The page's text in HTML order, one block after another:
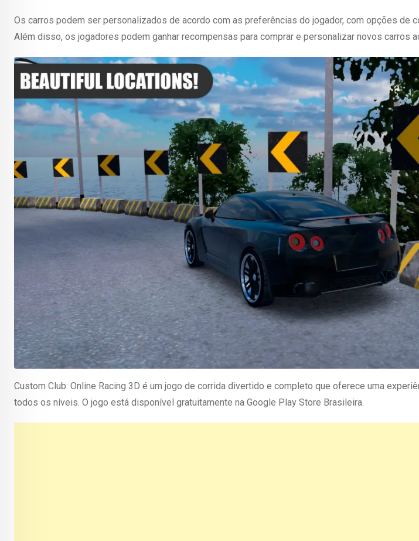
Os carros podem ser personalizados de acordo com as preferências do jogador, com opções de
Além disso, os jogadores podem ganhar recompensas para comprar e personalizar novos carros
Custom Club: Online Racing 3D é um jogo de corrida divertido e completo que oferece uma
todos os níveis. O jogo está disponível gratuitamente na Google Play Store Brasileira.